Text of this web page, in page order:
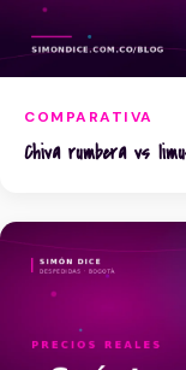
COMPARATIVA
Chiva rumbera vs